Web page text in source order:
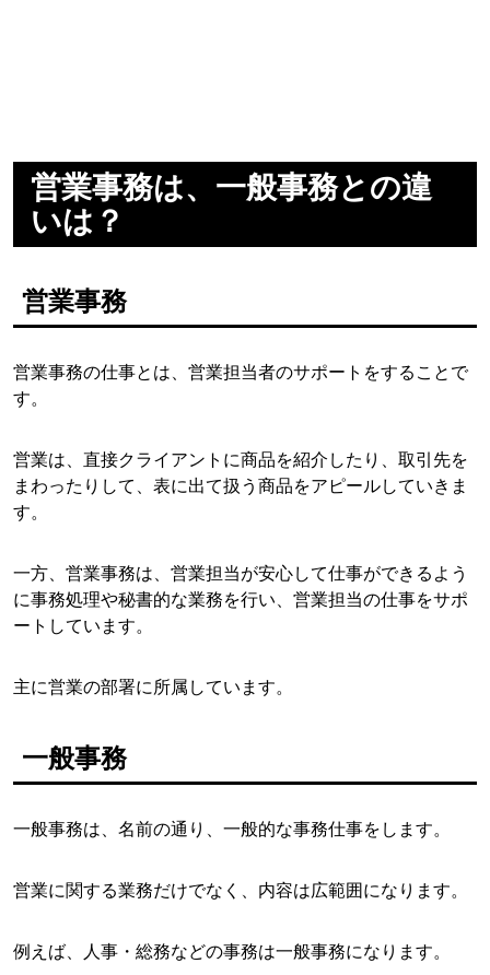
営業事務は、一般事務との違
いは？
営業事務
営業事務の仕事とは、営業担当者のサポートをすることで
す。
営業は、直接クライアントに商品を紹介したり、取引先を
まわったりして、表に出て扱う商品をアピールしていきま
す。
一方、営業事務は、営業担当が安心して仕事ができるよう
に事務処理や秘書的な業務を行い、営業担当の仕事をサポ
ートしています。
主に営業の部署に所属しています。
一般事務
一般事務は、名前の通り、一般的な事務仕事をします。
営業に関する業務だけでなく、内容は広範囲になります。
例えば、人事・総務などの事務は一般事務になります。